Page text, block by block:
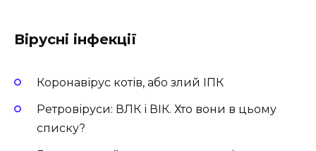
Вірусні інфекції
Коронавірус котів, або злий ІПК
Ретровіруси: ВЛК і ВІК. Хто вони в цьому
списку?